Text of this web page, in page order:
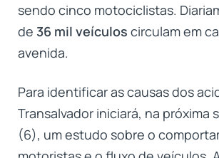
sendo cinco motociclistas.
de 36 mil veículos circulam em
avenida.
Para identificar as causas dos
Transalvador iniciará, na próxima
(6), um estudo sobre o